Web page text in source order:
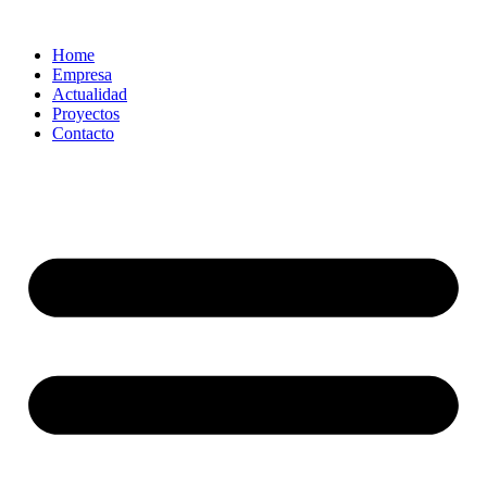
Home
Empresa
Actualidad
Proyectos
Contacto